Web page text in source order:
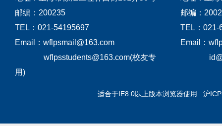
邮编：200235
TEL：021-54195697
Email：wflpsmail@163.com
wflpsstudents@163.com(校友专
用)
邮编：
TEL：021-
Email：
适合于IE8.0以上版本浏览器使用 沪